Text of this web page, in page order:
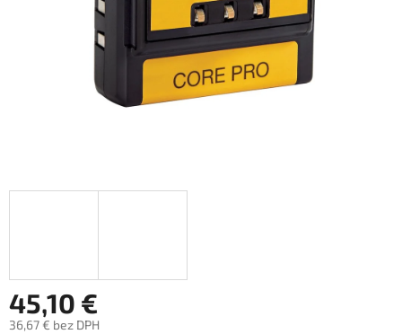
45,10 €
36,67 € bez DPH